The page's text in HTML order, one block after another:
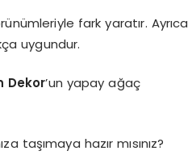
fark yaratır. Ayrıca
uygundur.
Dekor’un yapay ağaç
taşımaya hazır mısınız?